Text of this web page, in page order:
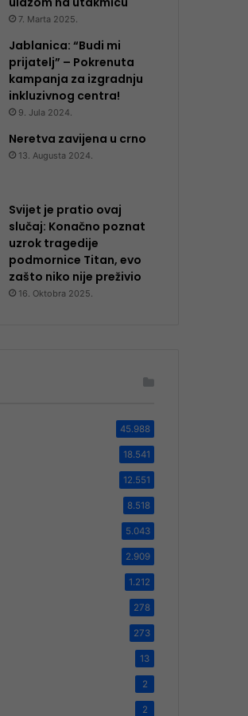
7. Marta 2025.
Jablanica: “Budi mi
prijatelj” – Pokrenuta
kampanja za izgradnju
inkluzivnog centra!
9. Jula 2024.
Neretva zavijena u crno
13. Augusta 2024.
Svijet je pratio ovaj
slučaj: Konačno poznat
uzrok tragedije
podmornice Titan, evo
zašto niko nije preživio
16. Oktobra 2025.
45.988
18.541
12.551
8.518
5.043
2.909
1.212
278
273
13
2
2